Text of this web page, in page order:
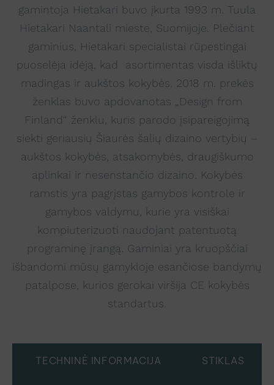
gamintoja Hietakari buvo įkurta 1993 m. Tuula
Hietakari Naantali mieste, Suomijoje. Plečiant
gaminius, Hietakari specialistai rūpestingai
puoselėja idėją, kad asortimentas visda išliktų
madingas ir aukštos kokybės. 2018 m. prekės
ženklas buvo apdovanotas „Design from
Finland“ ženklu, kuris parodo įsipareigojimą
siekti geriausių Šiaurės šalių dizaino vertybių –
aukštos kokybės, atsakomybės, draugiškumo
aplinkai ir nesenstančio dizaino. Kokybės
ramstis yra pagrįstas gamybos kontrole ir
gamybos valdymu, kurie yra visiškai
kompiuterizuoti naudojant patentuotą
programinę įrangą. Gaminiai yra kruopščiai
išbandomi mūsų gamykloje esančiose bandymų
patalpose, kurios gerokai viršija CE kokybės
standartus.
TECHNINĖ INFORMACIJA STIKLAS